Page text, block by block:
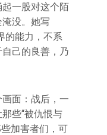
一股对这个陌
没。她写
的能力，不系
己的良善，乃
面：战后，一
些“被仇恨与
加害者们，可